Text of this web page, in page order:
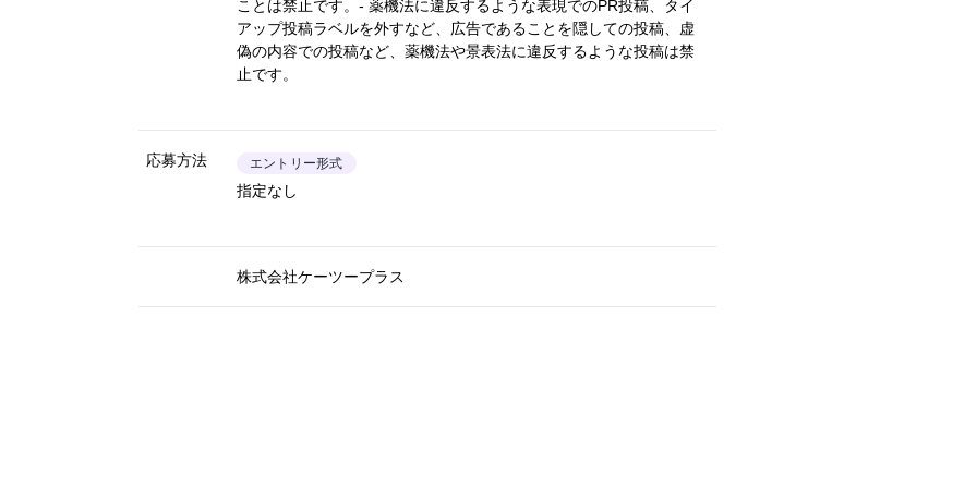
ことは禁止です。- 薬機法に違反するような表現でのPR投稿、タイ
アップ投稿ラベルを外すなど、広告であることを隠しての投稿、虚
偽の内容での投稿など、薬機法や景表法に違反するような投稿は禁
止です。
応募方法 エントリー形式
指定なし
株式会社ケーツープラス